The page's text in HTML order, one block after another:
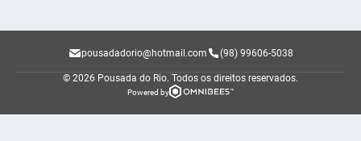
pousadadorio@hotmail.com (98) 99606-5038
© 2026 Pousada do Rio. Todos os direitos reservados.
Powered by